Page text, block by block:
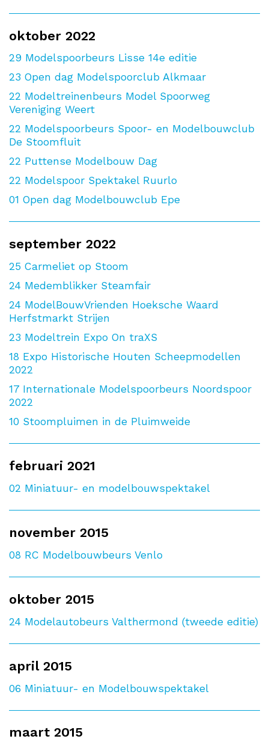
oktober 2022
29 Modelspoorbeurs Lisse 14e editie
23 Open dag Modelspoorclub Alkmaar
22 Modeltreinenbeurs Model Spoorweg
Vereniging Weert
22 Modelspoorbeurs Spoor- en Modelbouwclub
De Stoomfluit
22 Puttense Modelbouw Dag
22 Modelspoor Spektakel Ruurlo
01 Open dag Modelbouwclub Epe
september 2022
25 Carmeliet op Stoom
24 Medemblikker Steamfair
24 ModelBouwVrienden Hoeksche Waard
Herfstmarkt Strijen
23 Modeltrein Expo On traXS
18 Expo Historische Houten Scheepmodellen
2022
17 Internationale Modelspoorbeurs Noordspoor
2022
10 Stoompluimen in de Pluimweide
februari 2021
02 Miniatuur- en modelbouwspektakel
november 2015
08 RC Modelbouwbeurs Venlo
oktober 2015
24 Modelautobeurs Valthermond (tweede editie)
april 2015
06 Miniatuur- en Modelbouwspektakel
maart 2015